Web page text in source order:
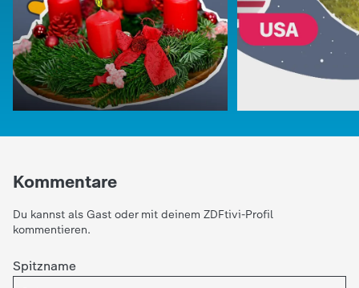
Kommentare
Du kannst als Gast oder mit deinem ZDFtivi-Profil
kommentieren.
Spitzname